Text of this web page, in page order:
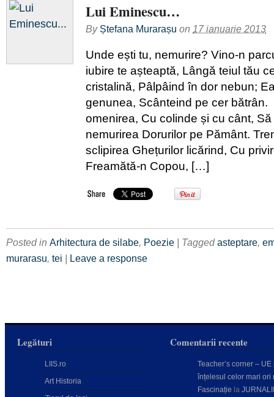
Lui Eminescu…
By Ștefana Murarașu on 17 ianuarie 2013
Unde ești tu, nemurire? Vino-n
iubire te așteaptă, Lângă teiul tău
cristalină, Pâlpâind în dor nebun;
genunea, Scânteind pe cer
omenirea, Cu colinde și cu cânt,
nemurirea Dorurilor pe Pământ.
sclipirea Ghețurilor licărind, Cu
Freamătă-n Copou, […]
Posted in Arhitectura de silabe, Poezie | Taggedasteptare,
murarasu, tei | Leave a response
Legături
LIIS.ro
Art Historia
Comentarii recente
Teacher’s corner – UE
înțelesul celor mari ori
Fascinație la